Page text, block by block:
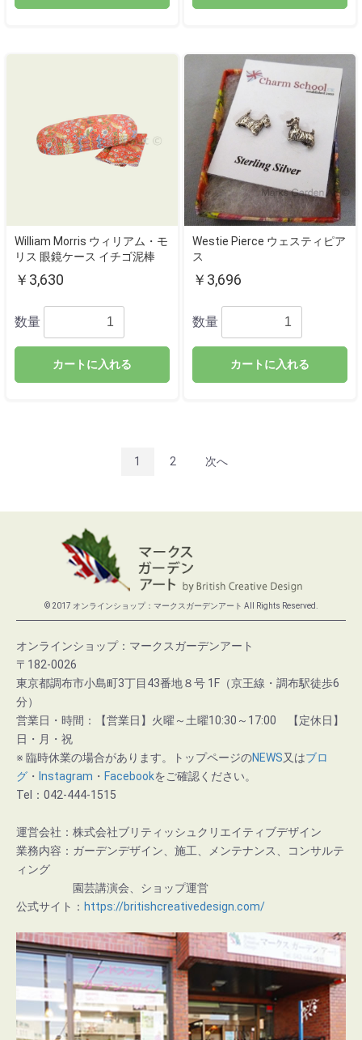
William Morris ウィリアム・モ
リス 眼鏡ケース イチゴ泥棒
￥3,630
数量
カートに入れる
Westie Pierce ウェスティピア
ス
￥3,696
数量
カートに入れる
1 2 次へ
© 2017 オンラインショップ：マークスガーデンアート All Rights Reserved.
オンラインショップ：マークスガーデンアート
〒182-0026
東京都調布市小島町3丁目43番地８号 1F（京王線・調布駅徒歩6
分）
営業日・時間：【営業日】火曜～土曜10:30～17:00 【定休日】
日・月・祝
※ 臨時休業の場合があります。トップページのNEWS又はブロ
グ ・ Instagram ・ Facebookをご確認ください。
Tel：042-444-1515
運営会社：株式会社ブリティッシュクリエイティブデザイン
業務内容：ガーデンデザイン、施工、メンテナンス、コンサルテ
ィング
園芸講演会、ショップ運営
公式サイト： https://britishcreativedesign.com/